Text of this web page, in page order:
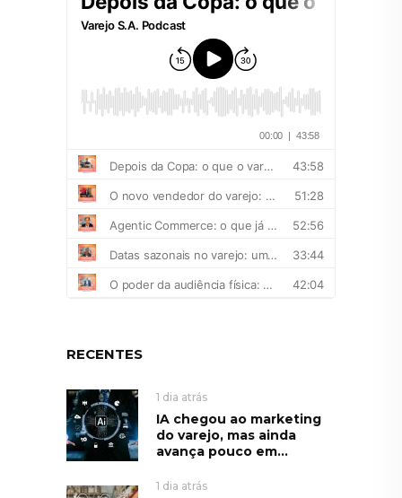
RECENTES
1 dia atrás
IA chegou ao marketing
do varejo, mas ainda
avança pouco em...
1 dia atrás